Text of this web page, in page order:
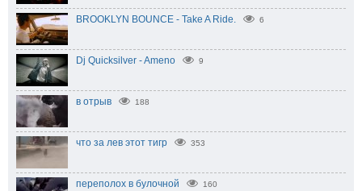
BROOKLYN BOUNCE - Take A Ride. 6
Dj Quicksilver - Ameno 9
в отрыв 188
что за лев этот тигр 353
переполох в булочной 160